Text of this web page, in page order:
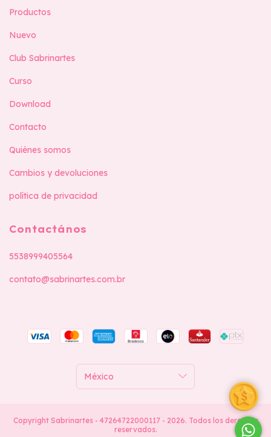
Productos
Nuevo
Club Sabrinartes
Curso
Download
Contacto
Quiénes somos
Cambios y devoluciones
política de privacidad
Contactános
5538999405564
contato@sabrinartes.com.br
Copyright Sabrinartes - 47264722000117 - 2026. Todos los derechos
reservados.